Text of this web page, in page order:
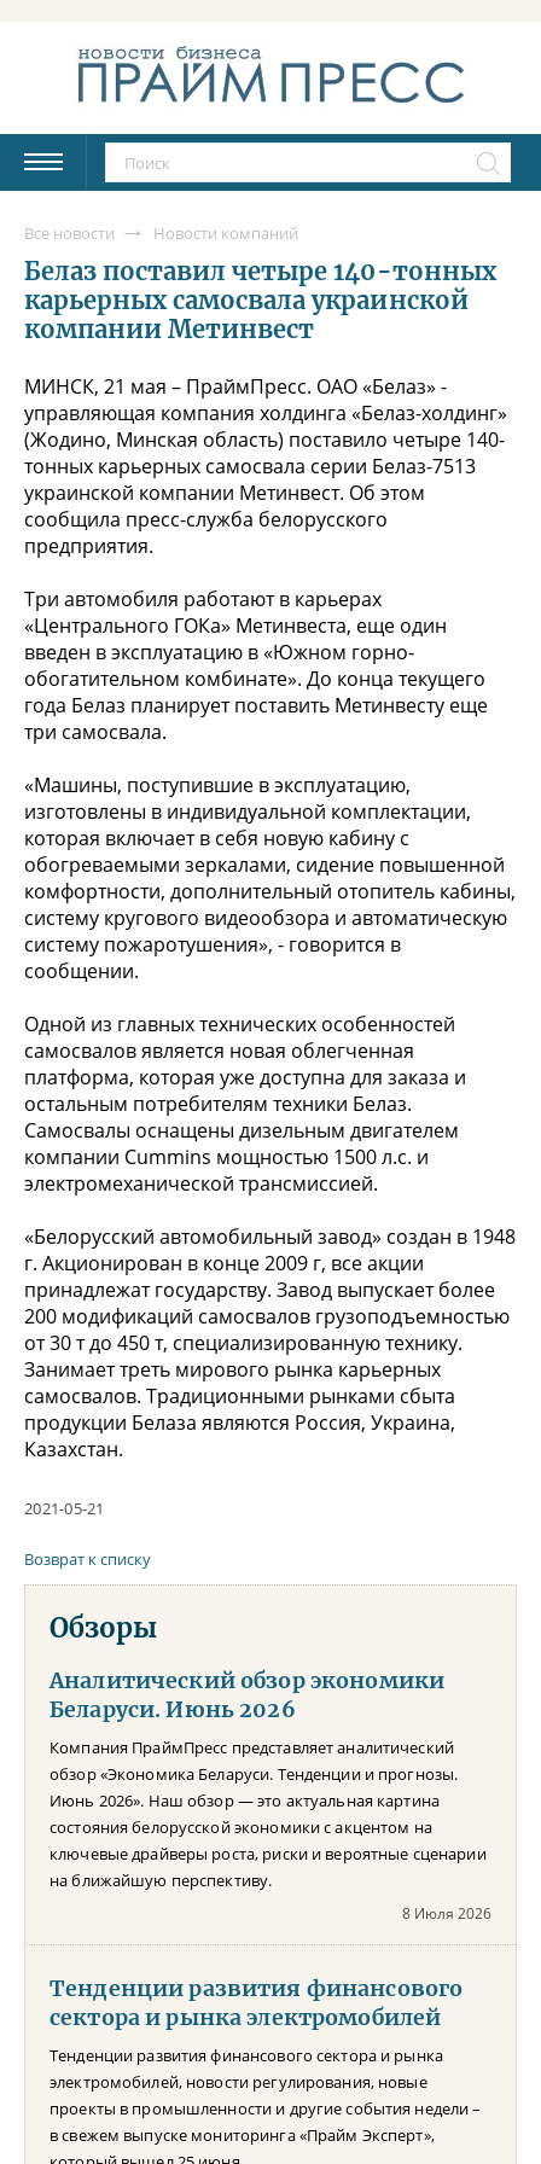
Все новости Новости компаний
Белаз поставил четыре 140-тонных
карьерных самосвала украинской
компании Метинвест
МИНСК, 21 мая – ПраймПресс. ОАО «Белаз» -
управляющая компания холдинга «Белаз-холдинг»
(Жодино, Минская область) поставило четыре 140-
тонных карьерных самосвала серии Белаз-7513
украинской компании Метинвест. Об этом
сообщила пресс-служба белорусского
предприятия.
Три автомобиля работают в карьерах
«Центрального ГОКа» Метинвеста, еще один
введен в эксплуатацию в «Южном горно-
обогатительном комбинате». До конца текущего
года Белаз планирует поставить Метинвесту еще
три самосвала.
«Машины, поступившие в эксплуатацию,
изготовлены в индивидуальной комплектации,
которая включает в себя новую кабину с
обогреваемыми зеркалами, сидение повышенной
комфортности, дополнительный отопитель кабины,
систему кругового видеообзора и автоматическую
систему пожаротушения», - говорится в
сообщении.
Одной из главных технических особенностей
самосвалов является новая облегченная
платформа, которая уже доступна для заказа и
остальным потребителям техники Белаз.
Самосвалы оснащены дизельным двигателем
компании Cummins мощностью 1500 л.с. и
электромеханической трансмиссией.
«Белорусский автомобильный завод» создан в 1948
г. Акционирован в конце 2009 г, все акции
принадлежат государству. Завод выпускает более
200 модификаций самосвалов грузоподъемностью
от 30 т до 450 т, специализированную технику.
Занимает треть мирового рынка карьерных
самосвалов. Традиционными рынками сбыта
продукции Белаза являются Россия, Украина,
Казахстан.
2021-05-21
Возврат к списку
Обзоры
Аналитический обзор экономики
Беларуси. Июнь 2026
Компания ПраймПресс представляет аналитический
обзор «Экономика Беларуси. Тенденции и прогнозы.
Июнь 2026». Наш обзор — это актуальная картина
состояния белорусской экономики с акцентом на
ключевые драйверы роста, риски и вероятные сценарии
на ближайшую перспективу.
8 Июля 2026
Тенденции развития финансового
сектора и рынка электромобилей
Тенденции развития финансового сектора и рынка
электромобилей, новости регулирования, новые
проекты в промышленности и другие события недели –
в свежем выпуске мониторинга «Прайм Эксперт»,